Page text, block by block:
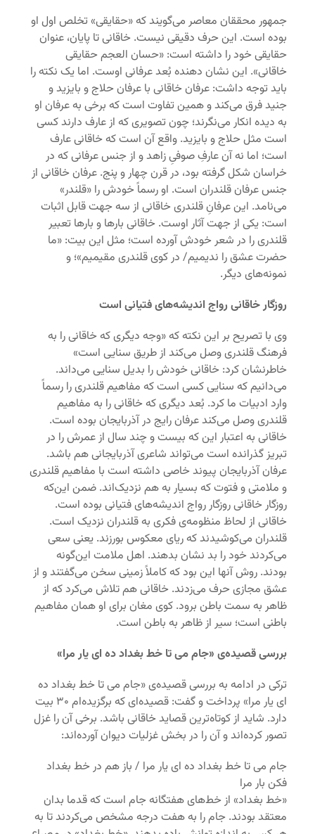
جمهور محققان معاصر می‌گویند که «حقایقی» تخلص اول او
بوده است. این حرف دقیقی نیست. خاقانی تا پایان، عنوان
حقایقی خود را داشته است: «حسان العجم حقایقی
خاقانی». این نشان دهنده‌ بُعد عرفانی اوست. اما یک نکته را
باید توجه داشت: عرفان خاقانی با عرفان حلاج و بایزید و
جنید فرق می‌کند و همین تفاوت است که برخی به عرفان او
به دیده‌ انکار می‌نگرند؛ چون تصویری که از عارف دارند کسی
است مثل حلاج و بایزید. واقع آن است که خاقانی عارف
است؛ اما نه آن عارفِ صوفیِ زاهد و از جنس عرفانی که در
خراسان شکل گرفته بود، در قرن چهار و پنج. عرفان خاقانی از
جنس عرفان قلندران است. او رسماً خودش را «قلندر»
می‌نامد. این عرفانِ قلندری خاقانی از سه جهت قابل اثبات
است: یکی از جهت آثار اوست. خاقانی بارها و بارها تعبیر
قلندری را در شعر خودش آورده است؛ مثل این بیت: «ما
حضرت عشق را ندیمیم/ در کوی قلندری مقیمیم»؛ و
نمونه‌های دیگر.
روزگار خاقانی رواج اندیشه‌های فتیانی است
وی با تصریح بر این نکته که «وجه دیگری که خاقانی را به
فرهنگ قلندری وصل می‌کند از طریق سنایی است»
خاطرنشان کرد: خاقانی خودش را بدیل سنایی می‌داند.
می‌دانیم که سنایی کسی است که مفاهیم قلندری را رسماً
وارد ادبیات ما کرد. بُعد دیگری که خاقانی را به مفاهیم
قلندری وصل می‌کند عرفان رایج در آذربایجان بوده است.
خاقانی به اعتبار این که بیست و چند سال از عمرش را در
تبریز گذرانده است می‌تواند شاعری آذربایجانی هم باشد.
عرفان آذربایجان پیوند خاصی داشته است با مفاهیم قلندری
و ملامتی و فتوت که بسیار به هم نزدیک‌اند. ضمن این‌که
روزگار خاقانی روزگار رواج اندیشه‌های فتیانی بوده است.
خاقانی از لحاظ منظومه‌ی فکری به قلندران نزدیک است.
قلندران می‌کوشیدند که ریای معکوس بورزند. یعنی سعی
می‌کردند خود را بد نشان بدهند. اهل ملامت این‌گونه
بودند. روش آنها این بود که کاملاً زمینی سخن می‌گفتند و از
عشق مجازی حرف می‌زدند. خاقانی هم تلاش می‌کرد که از
ظاهر به سمت باطن برود. کوی مغان برای او همان مفاهیم
باطنی است؛ سیر از ظاهر به باطن است.
بررسی قصیده‌ی «جام می تا خط بغداد ده ای یار مرا»
ترکی در ادامه به بررسی قصیده‌ی «جام می تا خط بغداد ده
ای یار مرا» پرداخت و گفت:
قصیده‌ای که برگزیده‌ام ۳۰ بیت
دارد. شاید از کوتاه‌ترین قصاید خاقانی باشد. برخی آن را غزل
تصور کرده‌اند و آن را در بخش غزلیات دیوان آورده‌اند:
جام می تا خط بغداد ده ای یار مرا / باز هم در خط بغداد
فکن بار مرا
«خط بغداد» از خط‌های هفتگانه‌ جام است که قدما بدان
معتقد بودند. جام را به هفت درجه مشخص می‌کردند تا به